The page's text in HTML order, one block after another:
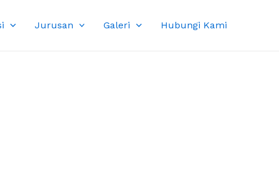
Jurusan Galeri Hubungi Kami